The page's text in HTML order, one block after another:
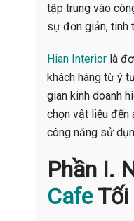
tập trung vào
sự đơn giản, tinh
Hian Interior là
khách hàng từ ý
gian kinh doanh
chọn vật liệu đến
công năng sử
Phần I.
CafeTối